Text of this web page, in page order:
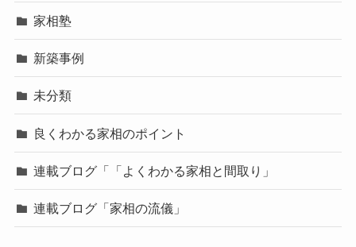
家相塾
新築事例
未分類
良くわかる家相のポイント
連載ブログ「「よくわかる家相と間取り」
連載ブログ「家相の流儀」